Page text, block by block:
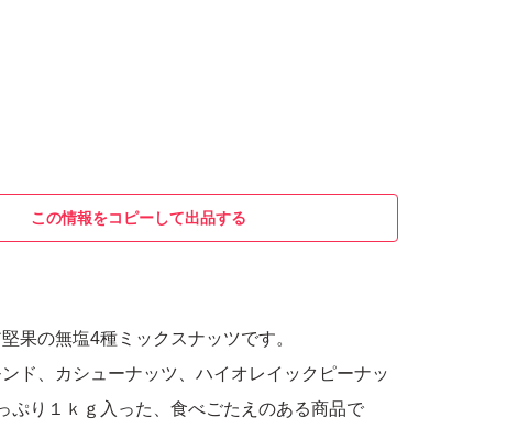
この情報をコピーして出品する
果の無塩4種ミックスナッツです。
ド、カシューナッツ、ハイオレイックピーナッ
ぷり１ｋｇ入った、食べごたえのある商品で